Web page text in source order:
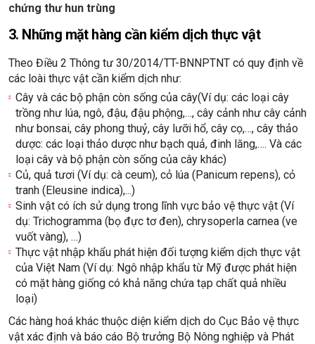
chứng thư hun trùng
3. Những mặt hàng cần kiểm dịch thực vật
Theo Điều 2 Thông tư 30/2014/TT-BNNPTNT có quy định về
các loài thực vật cần kiểm dịch như:
Cây và các bộ phận còn sống của cây(Ví dụ: các loại cây
trồng như lúa, ngô, đậu, đậu phộng,…, cây cảnh như cây cảnh
như bonsai, cây phong thuỷ, cây lưỡi hổ, cây cọ,…, cây thảo
dược: các loại thảo dược như bạch quả, đinh lăng,…. Và các
loại cây và bộ phận còn sống của cây khác)
Củ, quả tươi (Ví dụ: cà ceum), cỏ lúa (Panicum repens), cỏ
tranh (Eleusine indica),...)
Sinh vật có ích sử dụng trong lĩnh vực bảo vệ thực vật (Ví
dụ: Trichogramma (bọ đực tơ đen), chrysoperla carnea (ve
vuốt vàng), …)
Thực vật nhập khẩu phát hiện đối tượng kiểm dịch thực vật
của Việt Nam (Ví dụ: Ngô nhập khẩu từ Mỹ được phát hiện
có mặt hàng giống có khả năng chứa tạp chất quả nhiều
loại)
Các hàng hoá khác thuộc diện kiểm dịch do Cục Bảo vệ thực
vật xác định và báo cáo Bộ trưởng Bộ Nông nghiệp và Phát